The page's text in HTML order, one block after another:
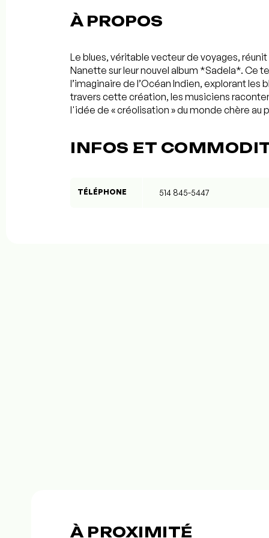
À PROPOS
Le blues, véritable vecteur de voyages,
Nanette sur leur nouvel album *Sadela*. Ce
l’imaginaire de l’Océan Indien, explorant les
travers cette création, les musiciens
l'idée de « créolisation » du monde chère au
INFOS ET
TÉLÉPHONE 514 845-5447
À PROXIMITÉ